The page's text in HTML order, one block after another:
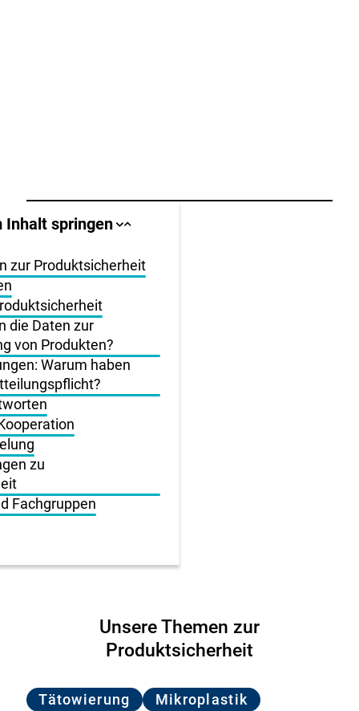
Inhalt springen Sprungankerliste
Sprungankerliste
zur Produktsicherheit
die Daten zur
von Produkten?
Warum haben
zu
Fachgruppen
Unsere Themen zur
Produktsicherheit
Tätowierung
Mikroplastik